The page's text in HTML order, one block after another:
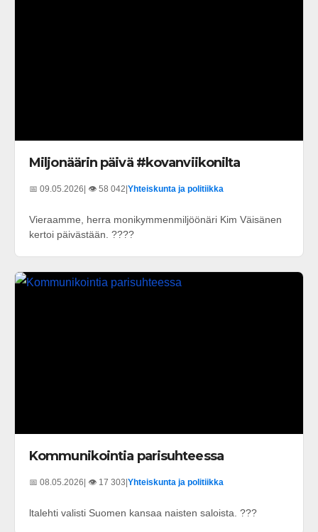
Miljonäärin päivä #kovanviikonilta
📅 09.05.2026| 👁️ 58 042|Yhteiskunta ja politiikka
Vieraamme, herra monikymmenmiljöönäri Kim Väisänen
kertoi päivästään. ????
Kommunikointia parisuhteessa
📅 08.05.2026 | 👁️ 17 303 Yhteiskunta ja politiikka
ltalehti valisti Suomen kansaa naisten saloista. ???